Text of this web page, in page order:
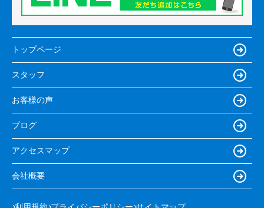
トップページ
スタッフ
お客様の声
ブログ
アクセスマップ
会社概要